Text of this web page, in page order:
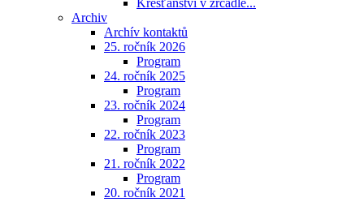
Křesťanství v zrcadle...
Archiv
Archív kontaktů
25. ročník 2026
Program
24. ročník 2025
Program
23. ročník 2024
Program
22. ročník 2023
Program
21. ročník 2022
Program
20. ročník 2021